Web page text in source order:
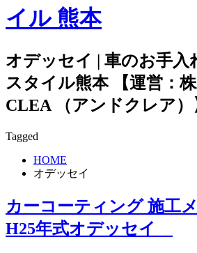
オデッセイ | 車のお手入
スタイル熊本 【運営：
CLEA （アンドクレア）
Tagged
HOME
オデッセイ
カーコーティング 施工
H25年式オデッセイ